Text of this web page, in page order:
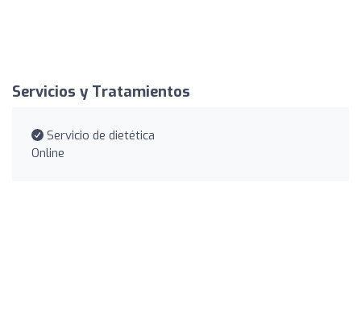
Servicios y Tratamientos
Servicio de dietética
Online